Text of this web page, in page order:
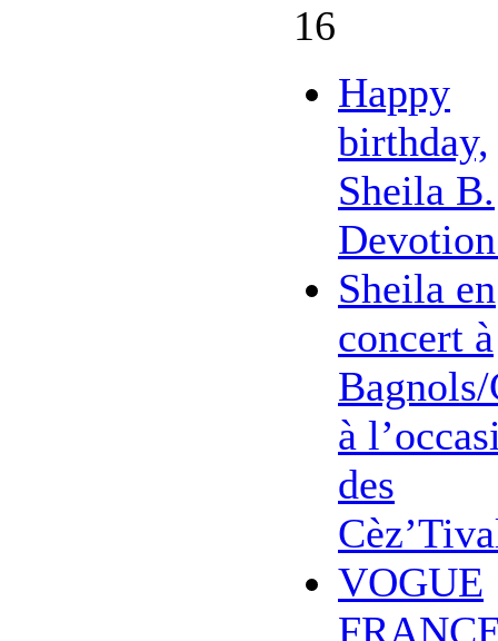
16
Happy
birthday,
Sheila B.
Sheila en
concert à
Bagnols/
à
des
VOGUE